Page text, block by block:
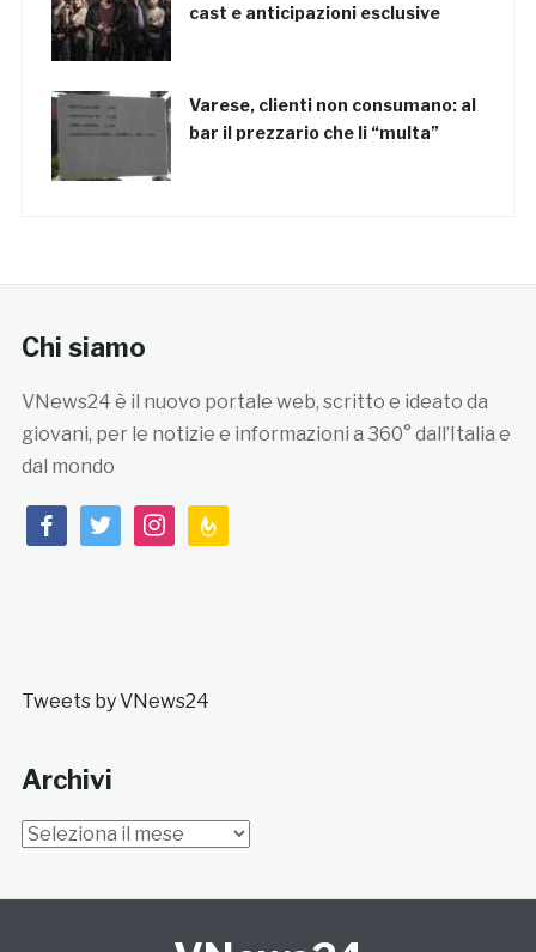
cast e anticipazioni esclusive
Varese, clienti non consumano: al
bar il prezzario che li “multa”
Chi siamo
VNews24 è il nuovo portale web, scritto e ideato da
giovani, per le notizie e informazioni a 360° dall’Italia e
dal mondo
facebooktwitterinstagramfeedburner
Tweets by VNews24
Archivi
Archivi